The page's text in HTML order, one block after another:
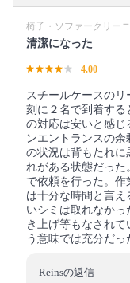
椅子・ソファークリー
清潔になった
4.00
スチールケースの
刻に２名で到着する
の対応は安いと感じ
ンエントランスの
の状況は背もたれ
れがある状態だっ
で依頼を行った。
は十分な時間と言
いシミは取れなか
き上げ等もなされ
う意味では充分だっ
Reinsの返信